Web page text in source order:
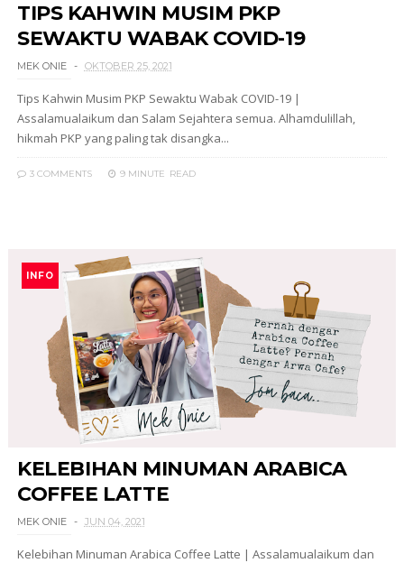
TIPS KAHWIN MUSIM PKP
SEWAKTU WABAK COVID-19
MEK ONIE OKTOBER 25, 2021
Tips Kahwin Musim PKP Sewaktu Wabak COVID-19 |
Assalamualaikum dan Salam Sejahtera semua. Alhamdulillah,
hikmah PKP yang paling tak disangka...
3 COMMENTS 9 MINUTE READ
INFO
KELEBIHAN MINUMAN ARABICA
COFFEE LATTE
MEK ONIE JUN 04, 2021
Kelebihan Minuman Arabica Coffee Latte | Assalamualaikum dan